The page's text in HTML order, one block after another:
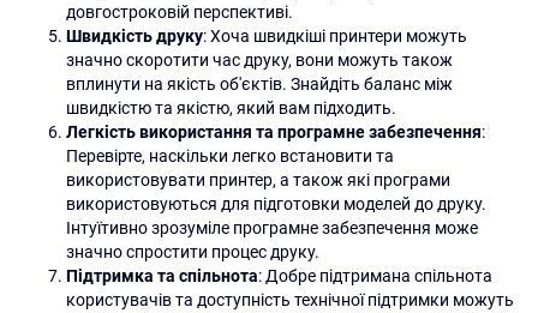
довгостроковій перспективі.
Швидкість друку: Хоча швидкіші принтери можуть
значно скоротити час друку, вони можуть також
вплинути на якість об'єктів. Знайдіть баланс між
швидкістю та якістю, який вам підходить.
Легкість використання та програмне забезпечення:
Перевірте, наскільки легко встановити та
використовувати принтер, а також які програми
використовуються для підготовки моделей до друку.
Інтуїтивно зрозуміле програмне забезпечення може
значно спростити процес друку.
Підтримка та спільнота: Добре підтримана спільнота
користувачів та доступність технічної підтримки можуть